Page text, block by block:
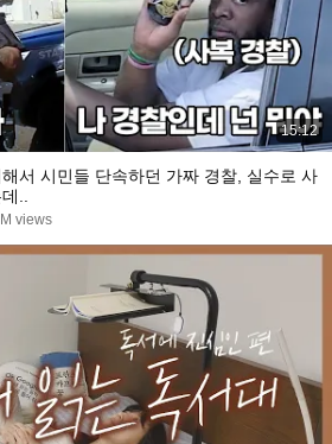
15:12
서 시민들 단속하던 가짜 경찰, 실수로 사
..
views